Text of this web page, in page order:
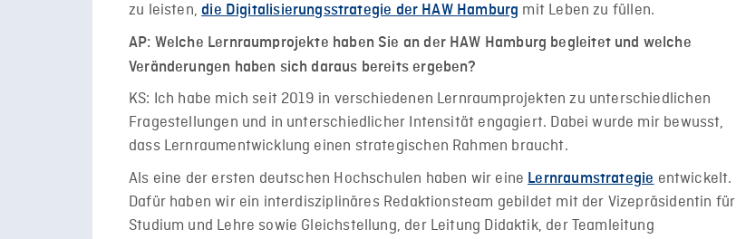
zu leisten, die Digitalisierungsstrategie der HAW Hamburg mit Leben zu füllen.
AP: Welche Lernraumprojekte haben Sie an der HAW Hamburg begleitet und welche
Veränderungen haben sich daraus bereits ergeben?
KS: Ich habe mich seit 2019 in verschiedenen Lernraumprojekten zu unterschiedlichen
Fragestellungen und in unterschiedlicher Intensität engagiert. Dabei wurde mir bewusst,
dass Lernraumentwicklung einen strategischen Rahmen braucht.
Als eine der ersten deutschen Hochschulen haben wir eine Lernraumstrategie entwickelt.
Dafür haben wir ein interdisziplinäres Redaktionsteam gebildet mit der Vizepräsidentin für
Studium und Lehre sowie Gleichstellung, der Leitung Didaktik, der Teamleitung